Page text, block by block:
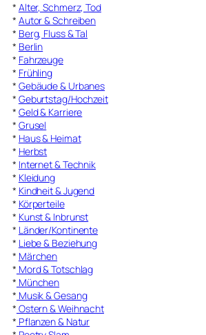
* Alter, Schmerz, Tod
* Autor & Schreiben
* Berg, Fluss & Tal
* Berlin
* Fahrzeuge
* Frühling
* Gebäude & Urbanes
* Geburtstag/Hochzeit
* Geld & Karriere
* Grusel
* Haus & Heimat
* Herbst
* Internet & Technik
* Kleidung
* Kindheit & Jugend
* Körperteile
* Kunst & Inbrunst
* Länder/Kontinente
* Liebe & Beziehung
* Märchen
* Mord & Totschlag
* München
* Musik & Gesang
* Ostern & Weihnacht
* Pflanzen & Natur